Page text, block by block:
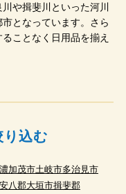
や揖斐川といった河川
となっています。さら
ことなく日用品を揃え
込む
加茂市土岐市多治見市
八郡大垣市揖斐郡